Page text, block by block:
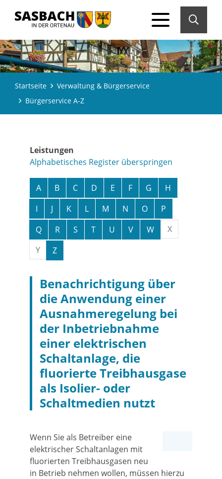
Startseite
Verwaltung & Bürgerservice
Bürgerservice A-Z
Leistungen
Alphabetisches Register überspringen
A B C D E F G
H
I
J K L M N O
P
Q
R S T U V W
X
Y
Z
Benachrichtigung über
die Anwendung einer
Ausnahmeregelung bei
der Inbetriebnahme
einer elektrischen
Schaltanlage, die
fluorierte Treibhausgase
als Isolier- oder
Schaltmedien nutzt
Wenn Sie als Betreiber eine
elektrischer Schaltanlagen mit
fluorierten Treibhausgasen neu
in Betrieb nehmen wollen, müssen hierzu